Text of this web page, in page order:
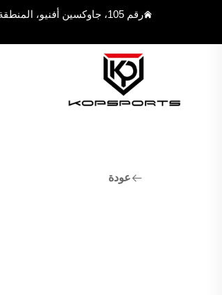
رقم 105، جاوكسين أفنيو، المنطقة التكنولوجية العالية، مدينة فوزهو، مقاطعة فوجيان، الصين 350108
عودة